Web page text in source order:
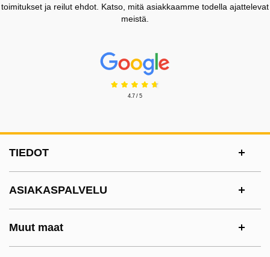
toimitukset ja reilut ehdot. Katso, mitä asiakkaamme todella ajattelevat
meistä.
Prisjakt Arvostelu: 4.7 Tähdet
4.7 / 5
TIEDOT
ASIAKASPALVELU
Muut maat